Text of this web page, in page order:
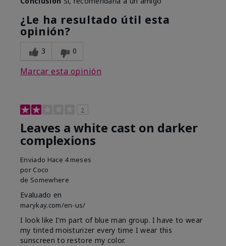
¿Le ha resultado útil esta
opinión?
3 0
Marcar esta opinión
2
Leaves a white cast on darker
complexions
Enviado Hace 4 meses
por Coco
de Somewhere
Evaluado en
marykay.com/en-us/
I look like I'm part of blue man group. I have to wear
my tinted moisturizer every time I wear this
sunscreen to restore my color.